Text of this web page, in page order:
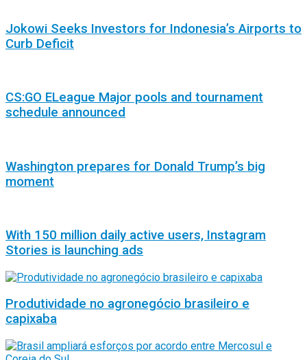
Jokowi Seeks Investors for Indonesia’s Airports to
Curb Deficit
CS:GO ELeague Major pools and tournament
schedule announced
Washington prepares for Donald Trump’s big
moment
With 150 million daily active users, Instagram
Stories is launching ads
Produtividade no agronegócio brasileiro e
capixaba